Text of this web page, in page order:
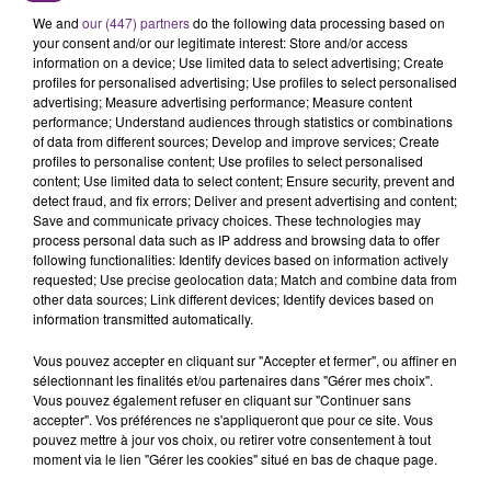
région.
TITRES DIFFUSÉS
3h57
3h57 3h54
3h54
We and our (447) partnersdo the following data processing based on
your consent and/or our legitimate interest: Store and/or access
information on a device; Use limited data to select advertising; Create
profiles for personalised advertising; Use profiles to select personalised
advertising; Measure advertising performance; Measure content
performance; Understand audiences through statistics or combinations
of data from different sources; Develop and improve services; Create
profiles to personalise content; Use profiles to select personalised
content; Use limited data to select content; Ensure security, prevent and
detect fraud, and fix errors; Deliver and present advertising and content;
Save and communicate privacy choices. These technologies may
process personal data such as IP address and browsing data to offer
following functionalities: Identify devices based on information actively
requested; Use precise geolocation data; Match and combine data from
other data sources; Link different devices; Identify devices based on
information transmitted automatically.
Vous pouvez accepter en cliquant sur "Accepter et fermer", ou affiner en
sélectionnant les finalités et/ou partenaires dans "Gérer mes choix".
Vous pouvez également refuser en cliquant sur "Continuer sans
accepter". Vos préférences ne s'appliqueront que pour ce site. Vous
pouvez mettre à jour vos choix, ou retirer votre consentement à tout
moment via le lien "Gérer les cookies" situé en bas de chaque page.